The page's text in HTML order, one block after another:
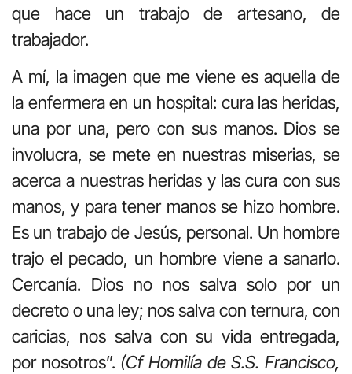
que hace un trabajo de artesano, de
trabajador.
A mí, la imagen que me viene es aquella de
la enfermera en un hospital: cura las heridas,
una por una, pero con sus manos. Dios se
involucra, se mete en nuestras miserias, se
acerca a nuestras heridas y las cura con sus
manos, y para tener manos se hizo hombre.
Es un trabajo de Jesús, personal. Un hombre
trajo el pecado, un hombre viene a sanarlo.
Cercanía. Dios no nos salva solo por un
decreto o una ley; nos salva con ternura, con
caricias, nos salva con su vida entregada,
por nosotros”. (Cf Homilía de S.S. Francisco,